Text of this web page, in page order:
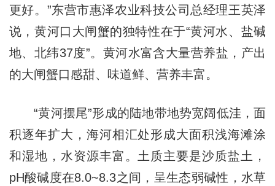
更好。”东营市惠泽农业科技公司总经理王英泽
说，黄河口大闸蟹的独特性在于“黄河水、盐碱
地、北纬37度”。黄河水富含大量营养盐，产出
的大闸蟹口感甜、味道鲜、营养丰富。
“黄河摆尾”形成的陆地带地势宽阔低洼，面
积逐年扩大，海河相汇处形成大面积浅海滩涂
和湿地，水资源丰富。土质主要是沙质盐土，
pH酸碱度在8.0~8.3之间，呈生态弱碱性，水草